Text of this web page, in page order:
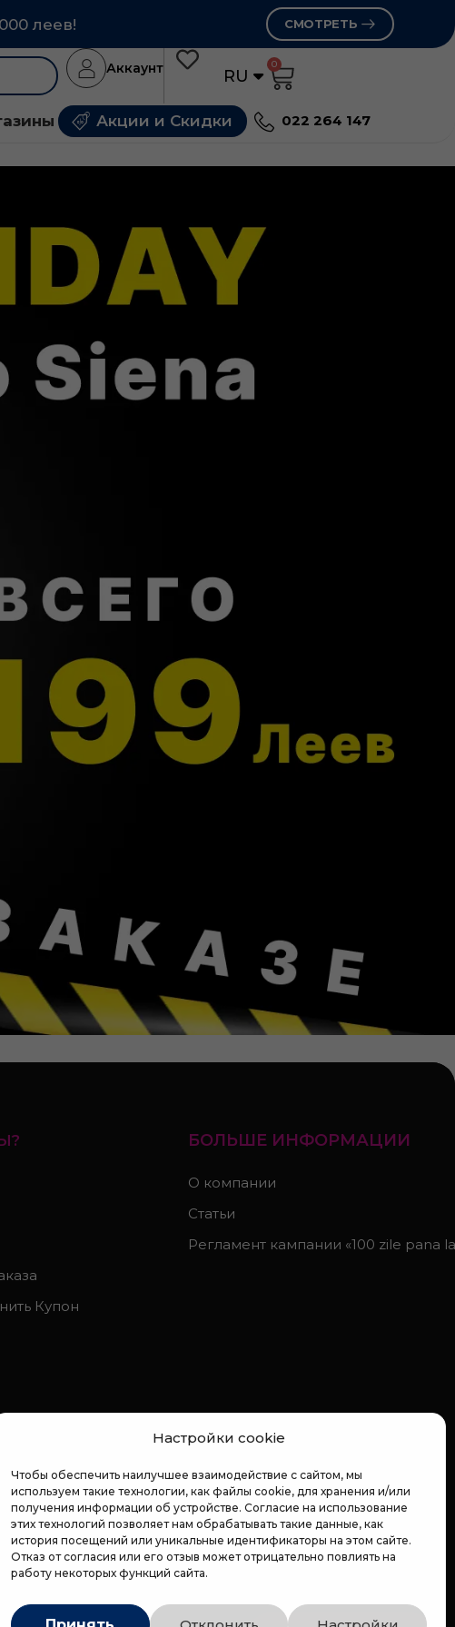
Настройки cookie
Чтобы обеспечить наилучшее взаимодействие с сайтом, мы
используем такие технологии, как файлы cookie, для хранения и/или
получения информации об устройстве. Согласие на использование
этих технологий позволяет нам обрабатывать такие данные, как
история посещений или уникальные идентификаторы на этом сайте.
Отказ от согласия или его отзыв может отрицательно повлиять на
работу некоторых функций сайта.
леев! СМОТРЕТЬ
Аккаунт RU
RO
0
Акции и Скидки 022 264 147
Купон
БОЛЬШЕ ИНФОРМАЦИИ
О компании
Статьи
Регламент кампании «100 zile pana la